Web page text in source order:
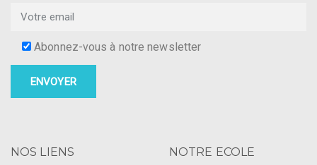
Abonnez-vous à notre newsletter
NOS LIENS NOTRE ECOLE